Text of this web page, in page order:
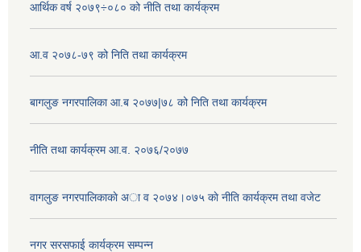
आर्थिक वर्ष २०७९÷०८० को नीति तथा कार्यक्रम
आ.व २०७८-७९ को निति तथा कार्यक्रम
बागलुङ नगरपालिका आ.ब २०७७|७८ को निति तथा कार्यक्रम
नीति तथा कार्यक्रम आ.व. २०७६/२०७७
वागलुङ नगरपालिकाकाे अा‍ व २०७४।०७५ काे नीति कार्यक्रम तथा वजेट
नगर सरसफाई कार्यक्रम सम्पन्न